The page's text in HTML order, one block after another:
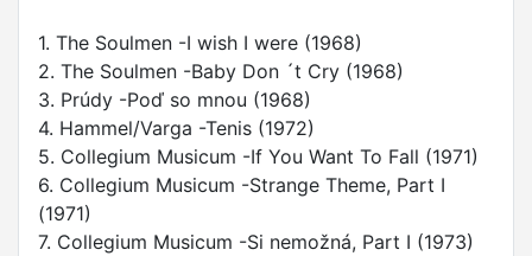
1. The Soulmen -I wish I were (1968)
2. The Soulmen -Baby Don ´t Cry (1968)
3. Prúdy -Poď so mnou (1968)
4. Hammel/Varga -Tenis (1972)
5. Collegium Musicum -If You Want To Fall (1971)
6. Collegium Musicum -Strange Theme, Part I
(1971)
7. Collegium Musicum -Si nemožná, Part I (1973)